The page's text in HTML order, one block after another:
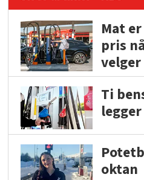
Mat
pris
Ti
oktan